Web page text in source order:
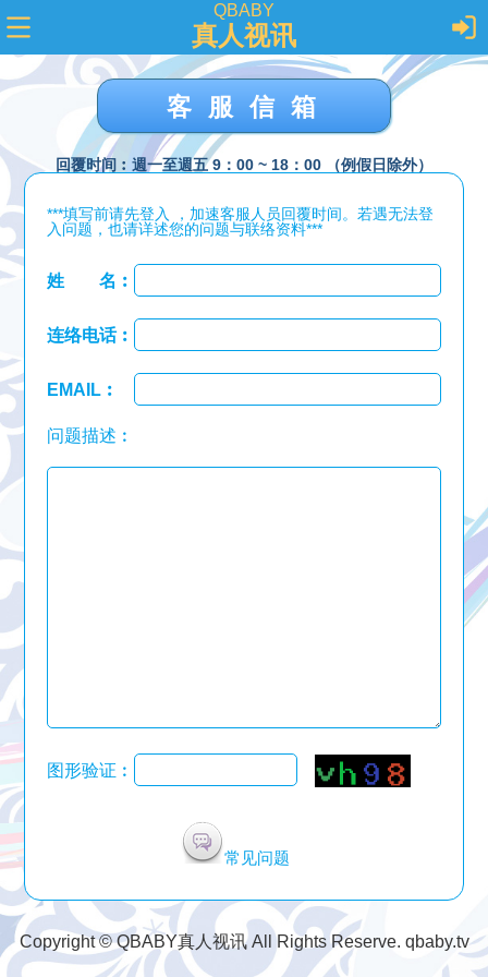
QBABY
真人视讯
客服信箱
回覆时间︰週一至週五 9：00 ~ 18：00 （例假日除外）
***填写前请先登入 ，加速客服人员回覆时间。若遇无法登
入问题，也请详述您的问题与联络资料***
姓 名︰
连络电话︰
EMAIL︰
问题描述︰
图形验证︰
常见问题
Copyright © QBABY真人视讯 All Rights Reserve. qbaby.tv